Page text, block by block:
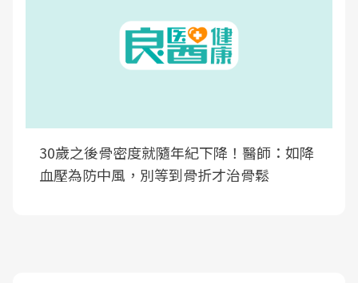
30歲之後骨密度就隨年紀下降！醫師：如降
血壓為防中風，別等到骨折才治骨鬆